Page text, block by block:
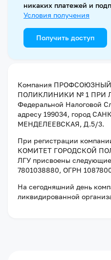
никаких платежей и
Условия получения
Получить доступ
Компания ПРОФСОЮЗНЫЙ
ПОЛИКЛИНИКИ № 1 ПРИ
Федеральной Налоговой
адресу 199034, город
МЕНДЕЛЕЕВСКАЯ, Д.5/3.
При регистрации
КОМИТЕТ ГОРОДСКОЙ
ЛГУ присвоены
7801038880, ОГРН
На сегодняшний день
ликвидированной